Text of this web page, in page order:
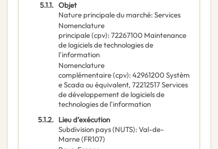
5.1.1. Objet
Nature principale du marché: Services
Nomenclature
principale(cpv): 72267100 Maintenance
de logiciels de technologies de
l'information
Nomenclature
complémentaire(cpv): 42961200 Systèm
e Scada ou équivalent, 72212517Services
de développement de logiciels de
technologies de l'information
5.1.2. Lieu d’exécution
Subdivision pays (NUTS): Val-de-
Marne(FR107)